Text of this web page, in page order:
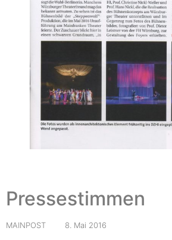
Pressestimmen
MAINPOST 8. Mai 2016